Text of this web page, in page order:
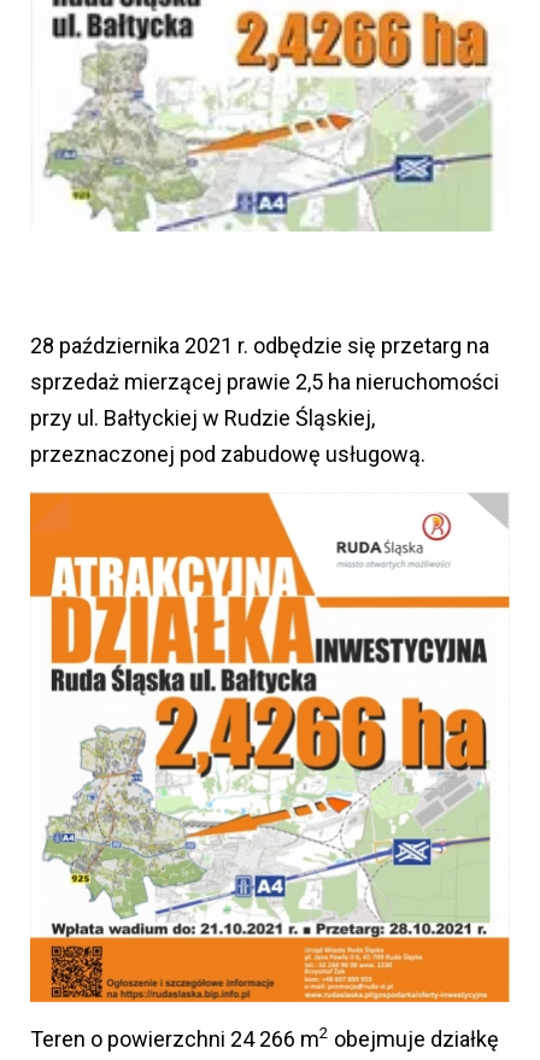
28 października 2021 r. odbędzie się przetarg na
sprzedaż mierzącej prawie 2,5 ha nieruchomości
przy ul. Bałtyckiej w Rudzie Śląskiej,
przeznaczonej pod zabudowę usługową.
Teren o powierzchni 24 266 m2 obejmuje działkę